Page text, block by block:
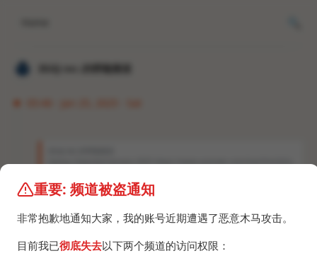
𝐙𝐆𝐐 ɪɴᴄ.的唠嗑频道
Galaxy Unpacked January 2025 https://www.youtube.com/live/HinL5jCy_
。 总结：AI、AI、AI、AI、AI。 One UI 7有哪些亮点只字未提，所以这次发布
会我不是很喜欢，也没第一时间发消息。 唯一值得关注的两点：One UI 7的No
https://youtu.be/UyyYbl0huC4
吃饭喝水别看。
重要: 频道被盗通知
非常抱歉地通知大家，我的账号近期遭遇了恶意木马攻击。
目前我已彻底失去以下两个频道的访问权限：